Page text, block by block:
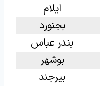
ایلام
بجنورد
بندر عباس
بوشهر
بیرجند